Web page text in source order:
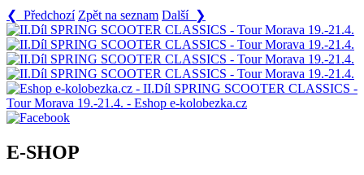
❮ Předchozí Zpět na seznam Další ❯
E-SHOP